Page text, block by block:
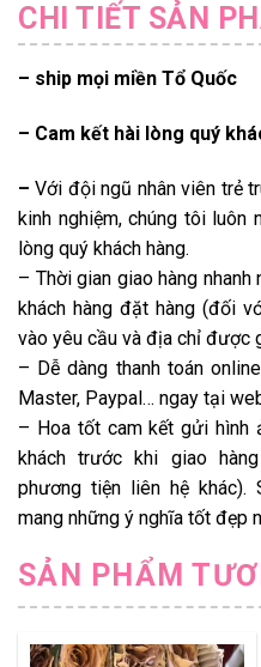
CHI TIẾT SẢN
– ship mọi miền Tổ Quốc
– Cam kết hài lòng quý
– Với đội ngũ nhân viên trẻ
kinh nghiệm, chúng tôi
lòng quý khách hàng.
– Thời gian giao hàng
khách hàng đặt hàng (đối
vào yêu cầu và địa chỉ được
– Dễ dàng thanh toán
Master, Paypal… ngay tại
– Hoa tốt cam kết gửi hình
khách trước khi giao
phương tiện liên hệ khác).
mang những ý nghĩa tốt đẹp
SẢN PHẨM